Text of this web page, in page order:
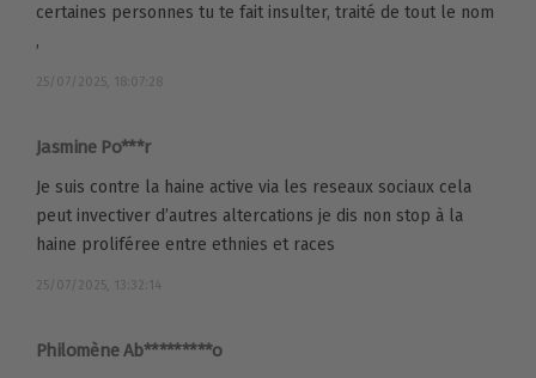
certaines personnes tu te fait insulter, traité de tout le nom
,
25/07/2025, 18:07:28
Jasmine Po***r
Je suis contre la haine active via les reseaux sociaux cela
peut invectiver d’autres altercations je dis non stop à la
haine proliféree entre ethnies et races
25/07/2025, 13:32:14
Philomène Ab*********o